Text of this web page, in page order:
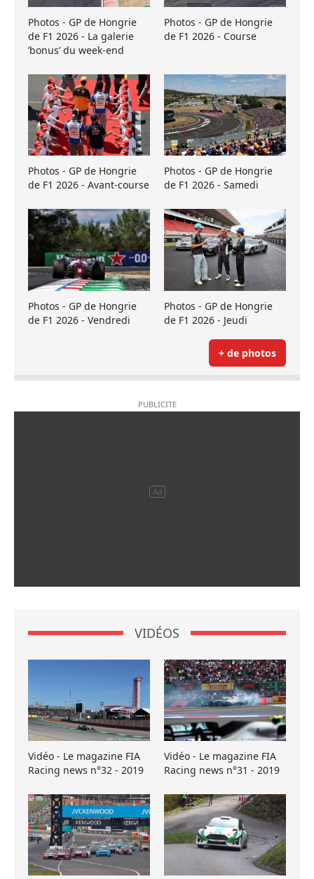
Photos - GP de Hongrie
de F1 2026 - La galerie
’bonus’ du week-end
Photos - GP de Hongrie
de F1 2026 - Course
Photos - GP de Hongrie
de F1 2026 - Avant-course
Photos - GP de Hongrie
de F1 2026 - Samedi
Photos - GP de Hongrie
de F1 2026 - Vendredi
Photos - GP de Hongrie
de F1 2026 - Jeudi
+ de photos
VIDÉOS
Vidéo - Le magazine FIA
Racing news n°32 - 2019
Vidéo - Le magazine FIA
Racing news n°31 - 2019